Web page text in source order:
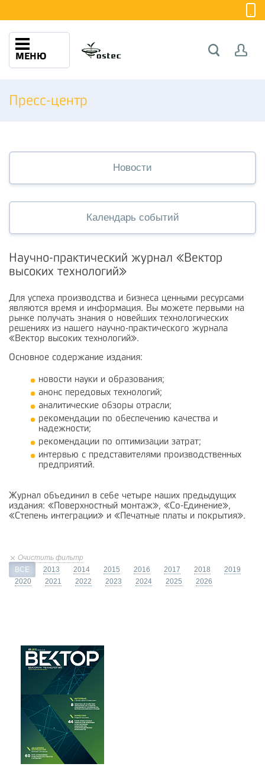
МЕНЮ
Пресс-центр
Новости
Календарь событий
Научно-практический журнал «Вектор
высоких технологий»
Для успеха производства и бизнеса ценными ресурсами
являются время и информация. Вы можете первыми на
рынке получать знания о новейших технологических
решениях из нашего научно-практического журнала
«Вектор высоких технологий».
Основное содержание издания:
новости науки и образования;
анонс передовых технологий;
аналитические обзоры отрасли;
рекомендации по обеспечению качества и
надежности;
рекомендации по оптимизации затрат;
интервью с представителями производственных
предприятий.
Журнал объединил в себе четыре наших предыдущих
издания: «Поверхностный монтаж», «Со-Единение»,
«Степень интеграции» и «Печатные платы и покрытия».
Очистить фильтр
ВСЕ
2013 2014 2015 2016 2017 2018
2019
2020
2021 2022 2023 2024 2025 2026